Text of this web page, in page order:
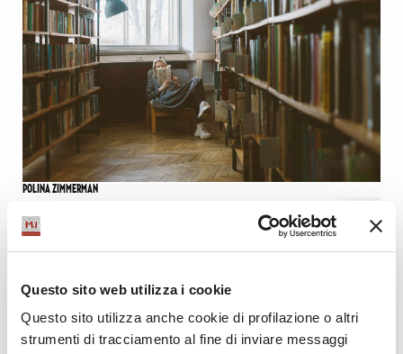
Questo sito web utilizza i cookie
Questo sito utilizza anche cookie di profilazione o altri
strumenti di tracciamento al fine di inviare messaggi
POLINA ZIMMERMAN